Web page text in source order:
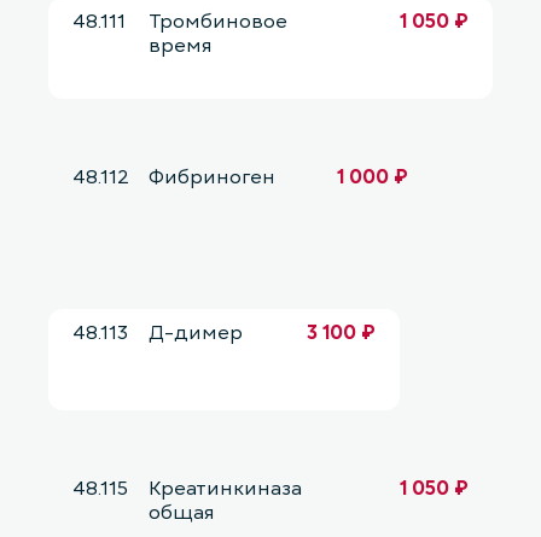
48.111
Тромбиновое
время
1 050 ₽
48.112 Фибриноген 1 000 ₽
48.113 Д-димер 3 100 ₽
48.115
Креатинкиназа
общая
1 050 ₽